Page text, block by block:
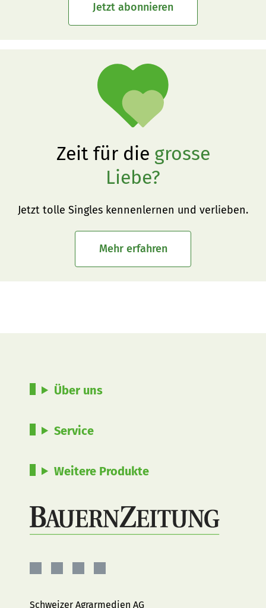
Jetzt abonnieren
Zeit für die grosse
Liebe?
Jetzt tolle Singles kennenlernen und verlieben.
Mehr erfahren
Über uns
Service
Weitere Produkte
Facebook
Instagram
YouTubeLinkedIn
Schweizer Agrarmedien AG